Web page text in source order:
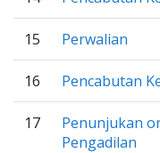
15 Perwalian
16 Pencabutan
17
Penunjukan
Pengadilan